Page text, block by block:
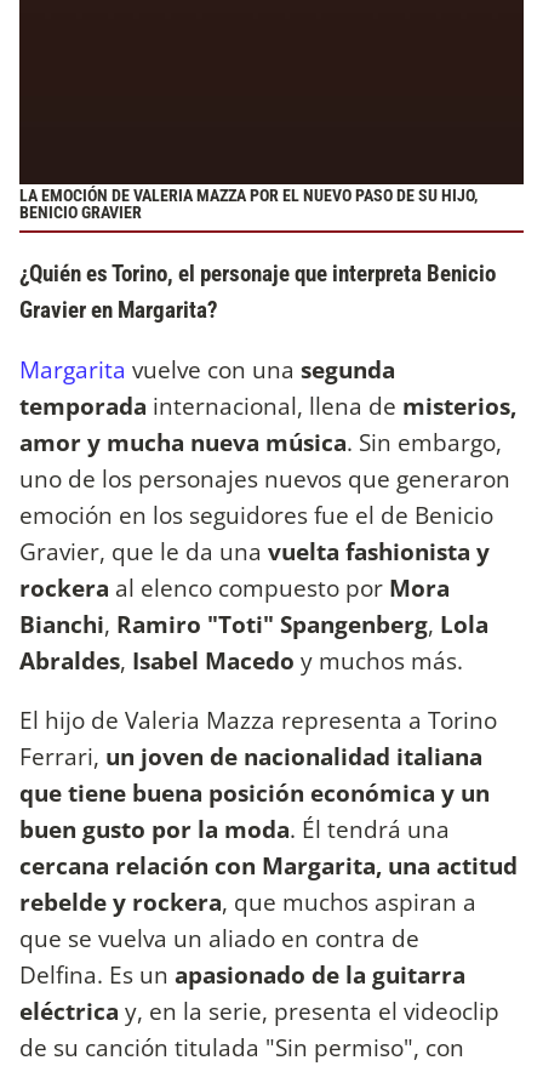
LA EMOCIÓN DE VALERIA MAZZA POR EL NUEVO PASO DE SU HIJO,
BENICIO GRAVIER
¿Quién es Torino, el personaje que interpreta Benicio
Gravier en Margarita?
Margarita vuelve con una segunda
temporada internacional, llena de misterios,
amor y mucha nueva música. Sin embargo,
uno de los personajes nuevos que generaron
emoción en los seguidores fue el de Benicio
Gravier, que le da una vuelta fashionista y
rockera al elenco compuesto por Mora
Bianchi, Ramiro "Toti" Spangenberg, Lola
Abraldes, Isabel Macedo y muchos más.
El hijo de Valeria Mazza representa a Torino
Ferrari, un joven de nacionalidad italiana
que tiene buena posición económica y un
buen gusto por la moda. Él tendrá una
cercana relación con Margarita, una actitud
rebelde y rockera, que muchos aspiran a
que se vuelva un aliado en contra de
Delfina. Es un apasionado de la guitarra
eléctrica y, en la serie, presenta el videoclip
de su canción titulada "Sin permiso", con